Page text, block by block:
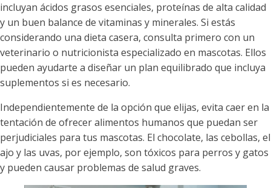
incluyan ácidos grasos esenciales, proteínas de alta calidad
y un buen balance de vitaminas y minerales. Si estás
considerando una dieta casera, consulta primero con un
veterinario o nutricionista especializado en mascotas. Ellos
pueden ayudarte a diseñar un plan equilibrado que incluya
suplementos si es necesario.
Independientemente de la opción que elijas, evita caer en la
tentación de ofrecer alimentos humanos que puedan ser
perjudiciales para tus mascotas. El chocolate, las cebollas, el
ajo y las uvas, por ejemplo, son tóxicos para perros y gatos
y pueden causar problemas de salud graves.